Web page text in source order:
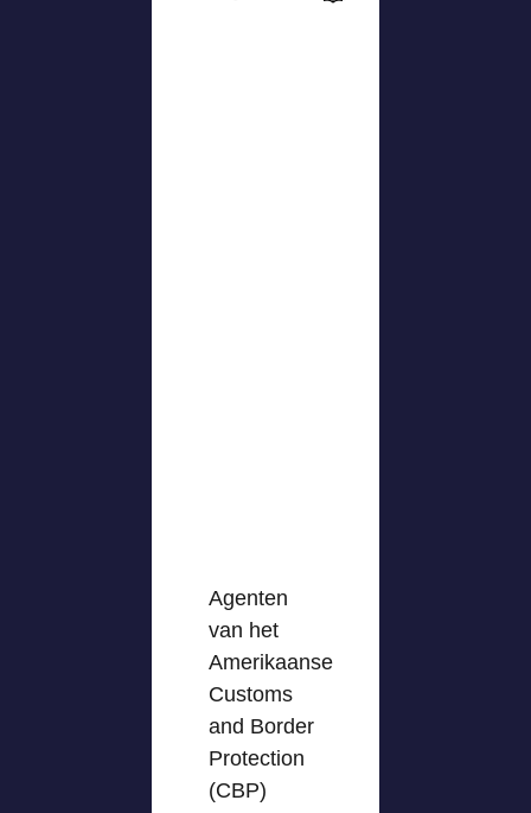
Agenten
van het
Amerikaanse
Customs
and Border
Protection
(CBP)